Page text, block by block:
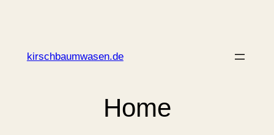
kirschbaumwasen.de
Home